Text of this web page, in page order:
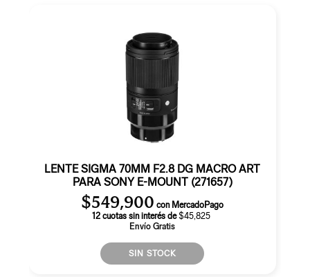
LENTE SIGMA 70MM F2.8 DG MACRO ART
PARA SONY E-MOUNT (271657)
$549,900 con MercadoPago
12 cuotas sin interés de$45,825
Envío Gratis
SIN STOCK